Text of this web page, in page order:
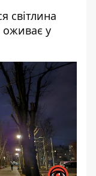
світлина
оживає у